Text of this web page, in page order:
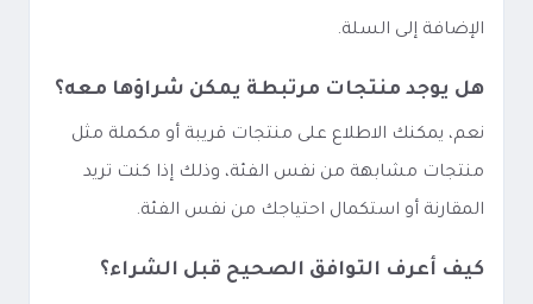
الإضافة إلى السلة.
هل يوجد منتجات مرتبطة يمكن شراؤها معه؟
نعم، يمكنك الاطلاع على منتجات قريبة أو مكملة مثل
منتجات مشابهة من نفس الفئة، وذلك إذا كنت تريد
المقارنة أو استكمال احتياجك من نفس الفئة.
كيف أعرف التوافق الصحيح قبل الشراء؟